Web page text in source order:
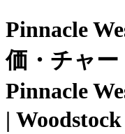
Pinnacle
価・チャー
Pinnacle
| Woodstock